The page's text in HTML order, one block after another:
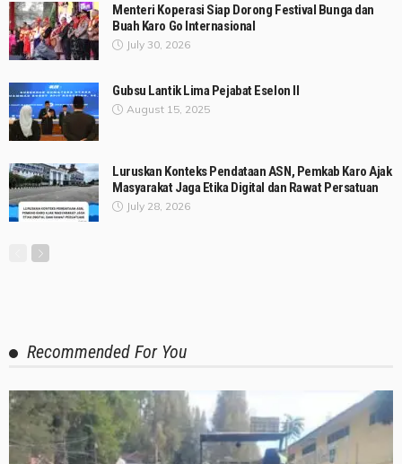
Menteri Koperasi Siap Dorong Festival Bunga dan
Buah Karo Go Internasional
July 30, 2026
Gubsu Lantik Lima Pejabat Eselon II
August 15, 2025
Luruskan Konteks Pendataan ASN, Pemkab Karo Ajak
Masyarakat Jaga Etika Digital dan Rawat Persatuan
July 28, 2026
Recommended For You